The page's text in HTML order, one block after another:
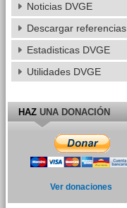
Noticias DVGE
Descargar referencias
Estadisticas DVGE
Utilidades DVGE
HAZUNA DONACIÓN
Ver donaciones